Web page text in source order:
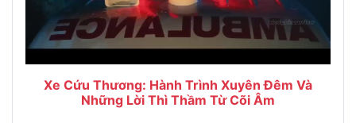
Xe Cứu Thương: Hành Trình Xuyên Đêm Và
Những Lời Thì Thầm Từ Cõi Âm